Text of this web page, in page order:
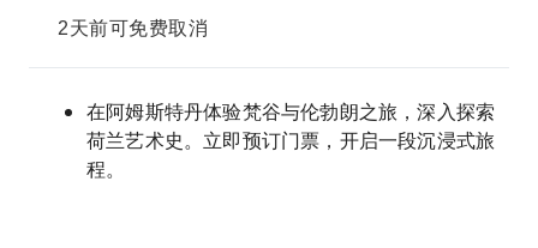
2天前可免费取消
在阿姆斯特丹体验梵谷与伦勃朗之旅，深入探索
荷兰艺术史。立即预订门票，开启一段沉浸式旅
程。